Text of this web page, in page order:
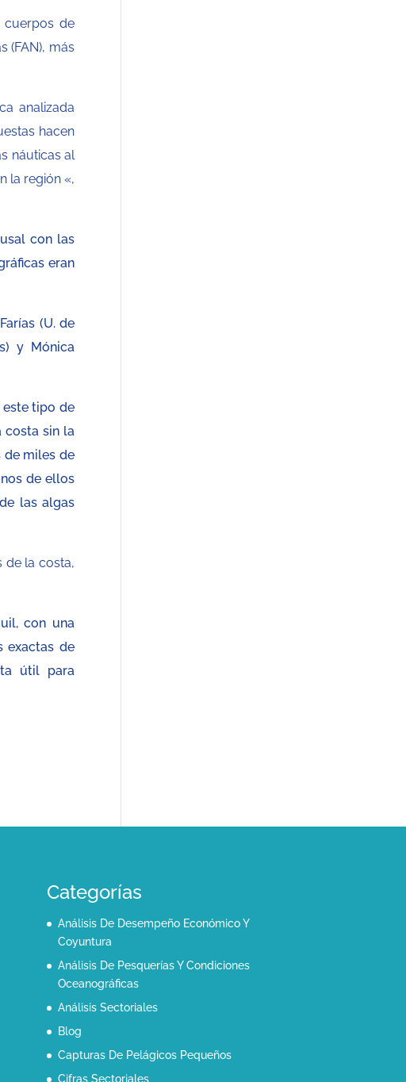
cuerpos de
(FAN), más
analizada
hacen
náuticas al
la región «,
con las
eran
(U. de
y Mónica
este tipo de
costa sin la
de miles de
de ellos
las algas
de la costa,
con una
exactas de
útil para
Categorías
Análisis De Desempeño Económico Y
Coyuntura
Análisis De Pesquerías Y Condiciones
Oceanográficas
Análisis Sectoriales
Blog
Capturas De Pelágicos Pequeños
Cifras Sectoriales